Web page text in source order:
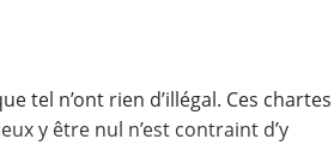
tel n’ont rien d’illégal. Ces chartes
y être nul n’est contraint d’y